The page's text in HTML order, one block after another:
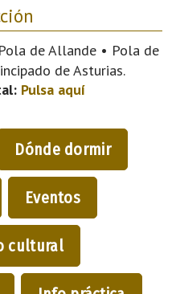
de Allande • Pola de
de Asturias.
Pulsa aquí
Dónde dormir
Eventos
cultural